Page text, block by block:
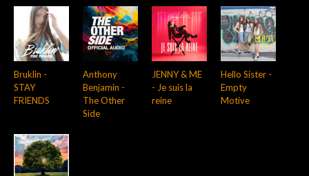
Bruklin -
STAY
FRIENDS
Anthony
Benjamin -
The Other
Side
JENNY & ME
- Je suis la
reine
Hello Sister -
Empty
Motive